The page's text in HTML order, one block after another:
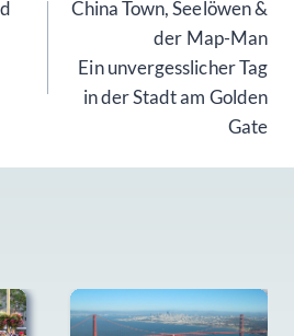
China Town, Seelöwen &
der Map-Man
Ein unvergesslicher Tag
in der Stadt am Golden
Gate